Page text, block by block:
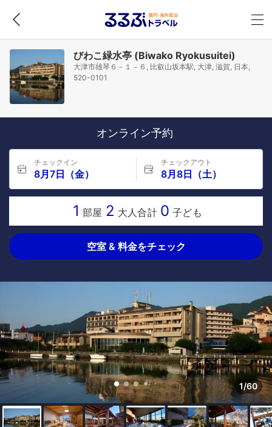
びわこ緑水亭 (Biwako Ryokusuitei)
大津市雄琴６－１－６, 比叡山坂本駅, 大津, 滋賀, 日本,
520-0101
オンライン予約
チェックイン
8月7日（金）
チェックアウト
8月8日（土）
1 部屋 2 大人合計 0 子ども
空室 & 料金をチェック
1/60